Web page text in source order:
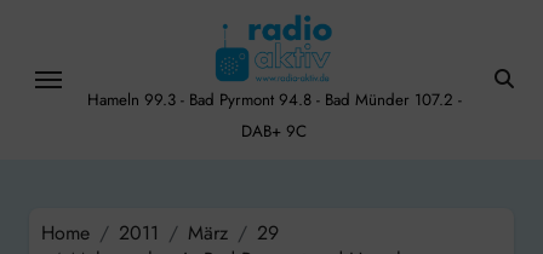
content
Hameln 99.3 - Bad Pyrmont 94.8 - Bad Münder 107.2 -
DAB+ 9C
Home 2011 März
29